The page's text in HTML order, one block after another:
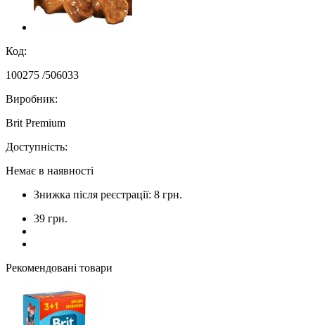
Код:
100275 /506033
Виробник:
Brit Premium
Доступність:
Немає в наявності
Знижка після реєстрації: 8 грн.
39 грн.
Рекомендовані товари